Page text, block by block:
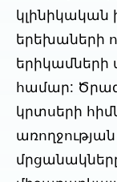
կլինիկական
երեխաների
երիկամների
համար:
կրտսերի